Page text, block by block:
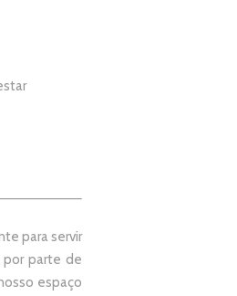
para servir
por parte de
espaço